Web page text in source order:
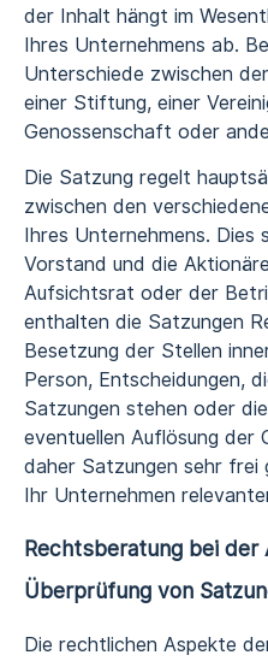
der Inhalt hängt im
Ihres Unternehmens ab.
Unterschiede zwischen
einer Stiftung, einer
Genossenschaft oder
Die Satzung regelt
zwischen den
Ihres Unternehmens. Dies
Vorstand und die
Aufsichtsrat oder der
enthalten die Satzungen
Besetzung der Stellen
Person, Entscheidungen,
Satzungen stehen oder
eventuellen Auflösung der
daher Satzungen sehr
Ihr Unternehmen
Rechtsberatung bei der
Überprüfung von
Die rechtlichen Aspekte